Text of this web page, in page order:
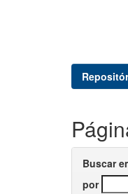
Buscar
por